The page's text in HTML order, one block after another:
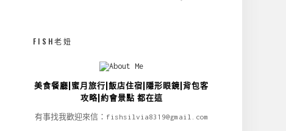
FISH老妞
美食餐廳|蜜月旅行|飯店住宿|隱形眼鏡|背包客
攻略|約會景點 都在這
有事找我歡迎來信：fishsilvia8319@gmail.com